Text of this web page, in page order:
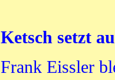
Ketsch setzt
Frank Eissler